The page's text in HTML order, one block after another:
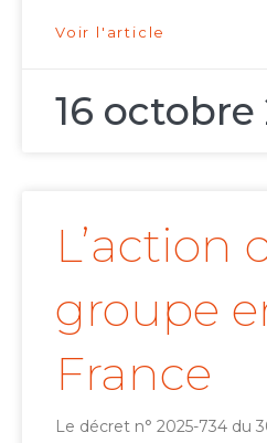
Voir l'article
16 octobre
L’action
groupe
France
Le décret n° 2025-734 du